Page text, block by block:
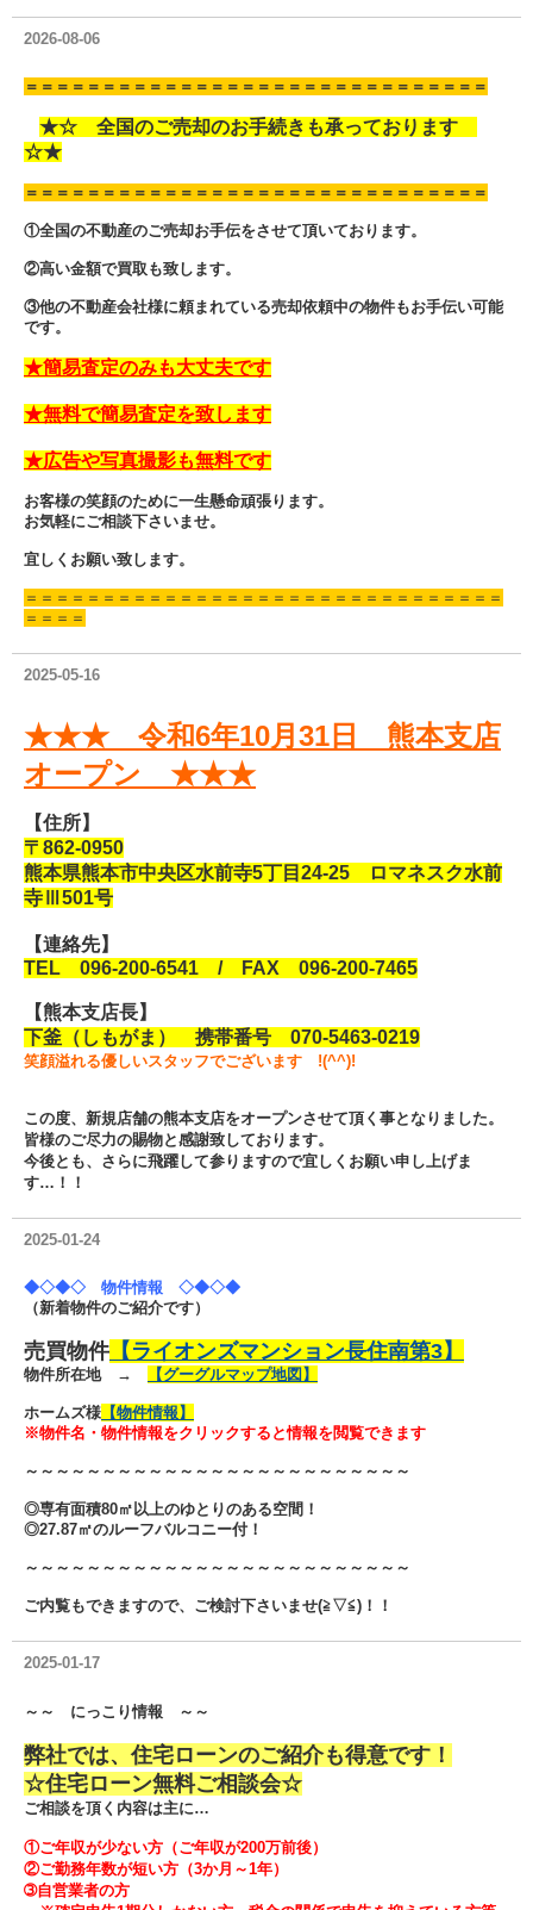
2026-08-06
＝＝＝＝＝＝＝＝＝＝＝＝＝＝＝＝＝＝＝＝＝＝＝＝＝＝＝＝＝＝
★☆ 全国のご売却のお手続きも承っております
☆★
＝＝＝＝＝＝＝＝＝＝＝＝＝＝＝＝＝＝＝＝＝＝＝＝＝＝＝＝＝＝
①全国の不動産のご売却お手伝をさせて頂いております。
②高い金額で買取も致します。
③他の不動産会社様に頼まれている売却依頼中の物件もお手伝い可能
です。
★簡易査定のみも大丈夫です
★無料で簡易査定を致します
★広告や写真撮影も無料です
お客様の笑顔のために一生懸命頑張ります。
お気軽にご相談下さいませ。
宜しくお願い致します。
＝＝＝＝＝＝＝＝＝＝＝＝＝＝＝＝＝＝＝＝＝＝＝＝＝＝＝＝＝＝＝
＝＝＝＝
2025-05-16
★★★ 令和6年10月31日 熊本支店
オープン ★★★
【住所】
〒862-0950
熊本県熊本市中央区水前寺5丁目24-25 ロマネスク水前
寺Ⅲ501号
【連絡先】
TEL 096-200-6541 / FAX 096-200-7465
【熊本支店長】
下釜（しもがま） 携帯番号 070-5463-0219
笑顔溢れる優しいスタッフでございます !(^^)!
この度、新規店舗の熊本支店をオープンさせて頂く事となりました。
皆様のご尽力の賜物と感謝致しております。
今後とも、さらに飛躍して参りますので宜しくお願い申し上げま
す…！！
2025-01-24
◆◇◆◇ 物件情報 ◇◆◇◆
（新着物件のご紹介です）
売買物件 【ライオンズマンション長住南第3】
物件所在地 → 【グーグルマップ地図】
ホームズ様 【物件情報】
※物件名・物件情報をクリックすると情報を閲覧できます
～～～～～～～～～～～～～～～～～～～～～～～～～
◎専有面積80㎡以上のゆとりのある空間！
◎27.87㎡のルーフバルコニー付！
～～～～～～～～～～～～～～～～～～～～～～～～～
ご内覧もできますので、ご検討下さいませ(≧▽≦)！！
2025-01-17
～～ にっこり情報 ～～
弊社では、住宅ローンのご紹介も得意です！
☆住宅ローン無料ご相談会☆
ご相談を頂く内容は主に…
①ご年収が少ない方（ご年収が200万前後）
②ご勤務年数が短い方（3か月～1年）
➂自営業者の方